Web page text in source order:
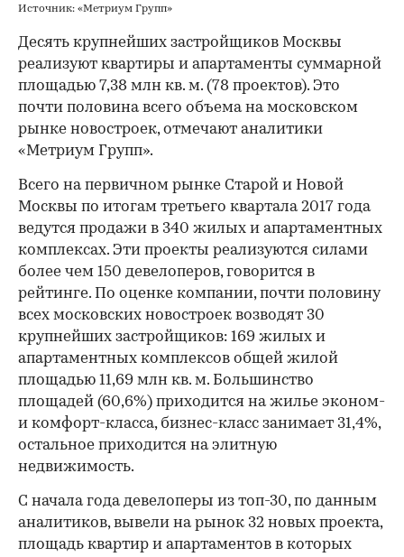
Источник: «Метриум Групп»
Десять крупнейших застройщиков Москвы
реализуют квартиры и апартаменты суммарной
площадью 7,38 млн кв. м. (78 проектов). Это
почти половина всего объема на московском
рынке новостроек, отмечают аналитики
«Метриум Групп».
Всего на первичном рынке Старой и Новой
Москвы по итогам третьего квартала 2017 года
ведутся продажи в 340 жилых и апартаментных
комплексах. Эти проекты реализуются силами
более чем 150 девелоперов, говорится в
рейтинге. По оценке компании, почти половину
всех московских новостроек возводят 30
крупнейших застройщиков: 169 жилых и
апартаментных комплексов общей жилой
площадью 11,69 млн кв. м. Большинство
площадей (60,6%) приходится на жилье эконом-
и комфорт-класса, бизнес-класс занимает 31,4%,
остальное приходится на элитную
недвижимость.
С начала года девелоперы из топ-30, по данным
аналитиков, вывели на рынок 32 новых проекта,
площадь квартир и апартаментов в которых